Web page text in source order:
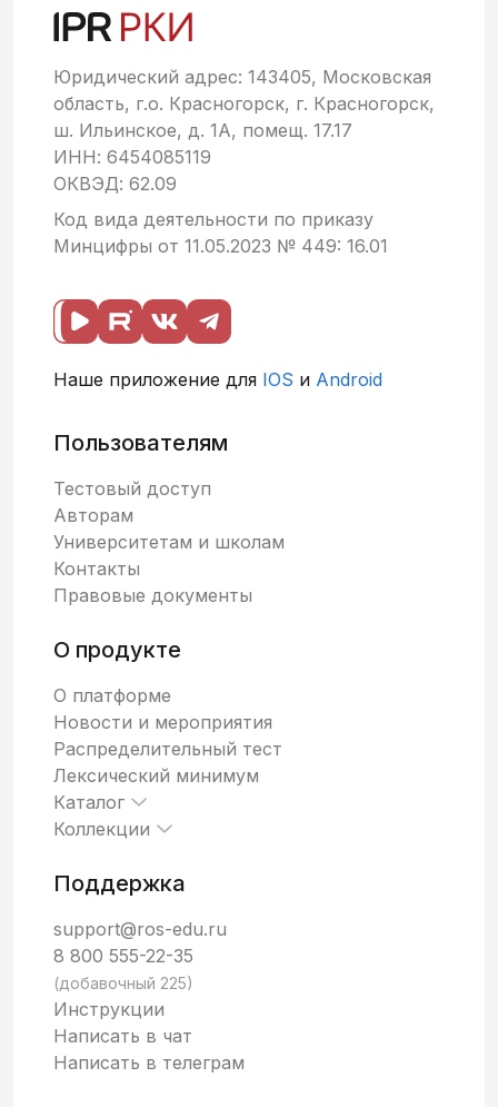
Юридический адрес: 143405, Московская
область, г.о. Красногорск, г. Красногорск,
ш. Ильинское, д. 1А, помещ. 17.17
ИНН: 6454085119
ОКВЭД: 62.09
Код вида деятельности по приказу
Минцифры от 11.05.2023 № 449: 16.01
Наше приложение для IOS и Android
Пользователям
Тестовый доступ
Авторам
Университетам и школам
Контакты
Правовые документы
О продукте
О платформе
Новости и мероприятия
Распределительный тест
Лексический минимум
Каталог
Коллекции
Поддержка
support@ros-edu.ru
8 800 555-22-35
(добавочный 225)
Инструкции
Написать в чат
Написать в телеграм